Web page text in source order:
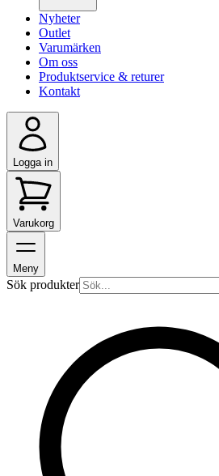
Nyheter
Outlet
Varumärken
Om oss
Produktservice & returer
Kontakt
Logga in
Varukorg
Meny
Sök produkter